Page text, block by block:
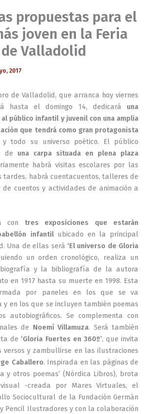
propuestas para el
joven en la Feria
Valladolid
2017
de Valladolid, que arranca hoy viernes
hasta el domingo 14, dedicará una
público infantil y juvenil con una amplia
que tendrá como gran protagonista
y todo su universo poético. El público
de una carpa situada en plena plaza
habrá visitas escolares por las
tardes, habrá cuentacuentos, talleres de
cuentos y actividades de animación a
con tres exposiciones que estarán
infantilubicado en la principal
Una de ellas será ‘El universo de Gloria
un orden cronológico, realiza un
y la bibliografía de la autora
en 1917 hasta su muerte en 1998. Esta
por paneles en los que se va
y en los que se incluyen también poemas
autobiográficos. Se complementa con
de Noemí Villamuza. Será también
de ‘Gloria Fuertes en 360º’, que invita
y zambullirse en las ilustraciones
Caballero. Inspirada en las páginas de
y otros poemas’ (Nórdica Libros), brota
-creada por Mares Virtuales, el
Sociocultural de la Fundación Germán
Pencil Ilustradores y con la colaboración